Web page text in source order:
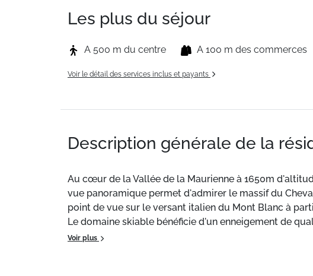
Les plus du séjour
A 500 m du centre A 100 m des commerces
Voir le détail des services inclus et payants
Description générale de la
Au cœur de la Vallée de la Maurienne à 1650m
vue panoramique permet d'admirer le massif du
point de vue sur le versant italien du Mont Blanc à
Le domaine skiable bénéficie d'un enneigement de
Tarentaise, le domaine skiable de Saint-François
Voir plus